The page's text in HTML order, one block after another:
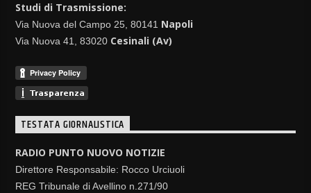
Studi di Trasmissione:
Via Nuova del Campo 25, 80141 Napoli
Via Nuova 41, 83020 Cesinali (Av)
TESTATA GIORNALISTICA
RADIO PUNTO NUOVO NOTIZIE
Direttore Responsabile: Rocco Urciuoli
REG Tribunale di Avellino n.271/90